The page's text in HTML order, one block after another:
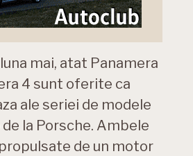
mai, atat Panamera
4 sunt oferite ca
ale seriei de modele
la Porsche. Ambele
de un motor